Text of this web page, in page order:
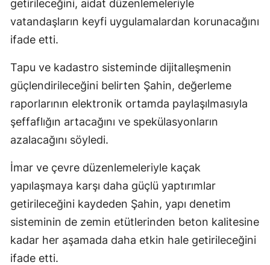
getirileceğini, aidat düzenlemeleriyle
vatandaşların keyfi uygulamalardan korunacağını
ifade etti.
Tapu ve kadastro sisteminde dijitalleşmenin
güçlendirileceğini belirten Şahin, değerleme
raporlarının elektronik ortamda paylaşılmasıyla
şeffaflığın artacağını ve spekülasyonların
azalacağını söyledi.
İmar ve çevre düzenlemeleriyle kaçak
yapılaşmaya karşı daha güçlü yaptırımlar
getirileceğini kaydeden Şahin, yapı denetim
sisteminin de zemin etütlerinden beton kalitesine
kadar her aşamada daha etkin hale getirileceğini
ifade etti.